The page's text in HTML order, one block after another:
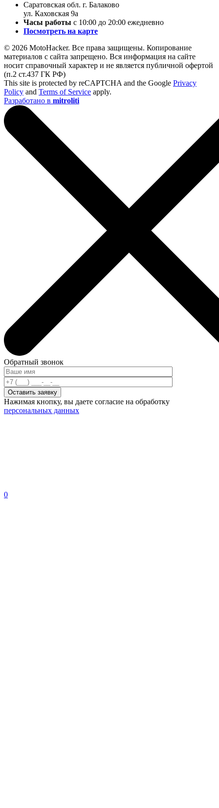
Саратовская обл. г. Балаково
ул. Каховская 9а
Часы работы с 10:00 до 20:00 ежедневно
Посмотреть на карте
© 2026 MotoHacker. Все права защищены. Копирование
материалов с сайта запрещено. Вся информация на сайте
носит справочный характер и не является публичной офертой
(п.2 ст.437 ГК РФ)
This site is protected by reCAPTCHA and the Google Privacy
Policy and Terms of Service apply.
Разработано в mitroliti
Обратный звонок
Нажимая кнопку, вы даете согласие на обработку
персональных данных
0